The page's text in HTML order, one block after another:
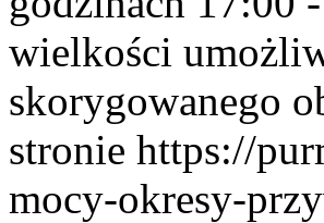
wielkości
skorygowanego
stronie https://
mocy-okresy-